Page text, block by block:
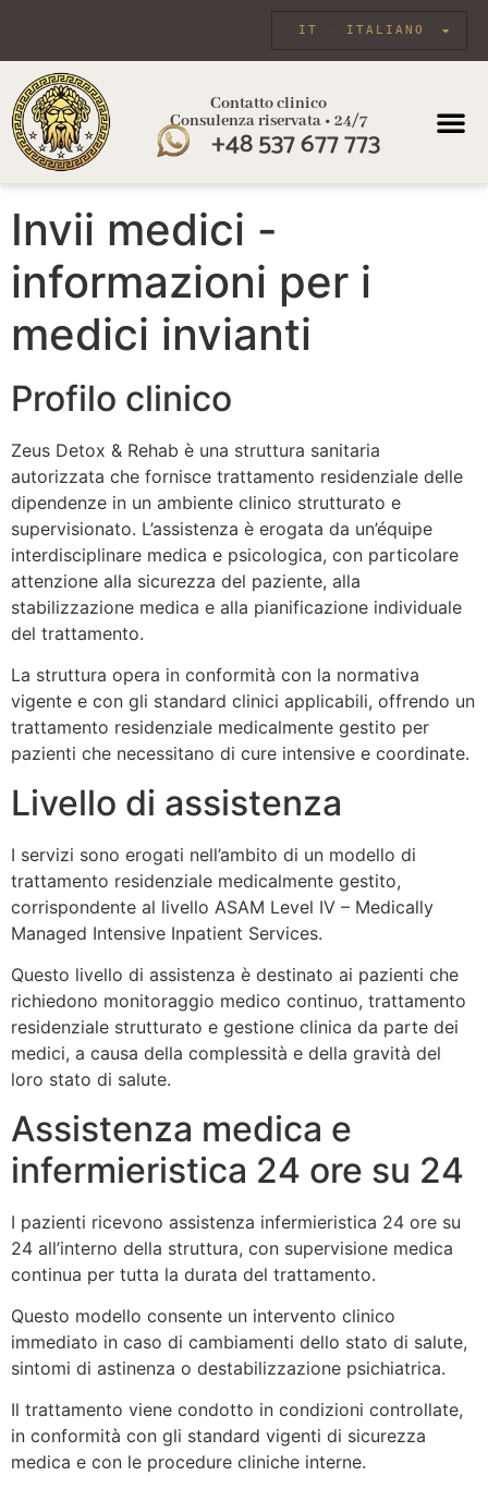
ITALIANO
IT
Contatto clinico
Consulenza riservata • 24/7
+48 537 677 773
Invii medici -
informazioni per i
medici invianti
Profilo clinico
Zeus Detox & Rehab è una struttura sanitaria
autorizzata che fornisce trattamento residenziale delle
dipendenze in un ambiente clinico strutturato e
supervisionato. L’assistenza è erogata da un’équipe
interdisciplinare medica e psicologica, con particolare
attenzione alla sicurezza del paziente, alla
stabilizzazione medica e alla pianificazione individuale
del trattamento.
La struttura opera in conformità con la normativa
vigente e con gli standard clinici applicabili, offrendo un
trattamento residenziale medicalmente gestito per
pazienti che necessitano di cure intensive e coordinate.
Livello di assistenza
I servizi sono erogati nell’ambito di un modello di
trattamento residenziale medicalmente gestito,
corrispondente al livello ASAM Level IV – Medically
Managed Intensive Inpatient Services.
Questo livello di assistenza è destinato ai pazienti che
richiedono monitoraggio medico continuo, trattamento
residenziale strutturato e gestione clinica da parte dei
medici, a causa della complessità e della gravità del
loro stato di salute.
Assistenza medica e
infermieristica 24 ore su 24
I pazienti ricevono assistenza infermieristica 24 ore su
24 all’interno della struttura, con supervisione medica
continua per tutta la durata del trattamento.
Questo modello consente un intervento clinico
immediato in caso di cambiamenti dello stato di salute,
sintomi di astinenza o destabilizzazione psichiatrica.
Il trattamento viene condotto in condizioni controllate,
in conformità con gli standard vigenti di sicurezza
medica e con le procedure cliniche interne.